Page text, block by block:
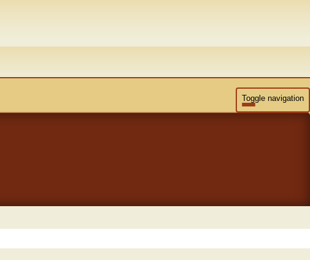
Toggle navigation